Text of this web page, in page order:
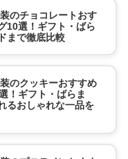
のチョコレートおす
10選！ギフト・ばら
まで徹底比較
のクッキーおすすめ
！ギフト・ばらま
るおしゃれな一品を